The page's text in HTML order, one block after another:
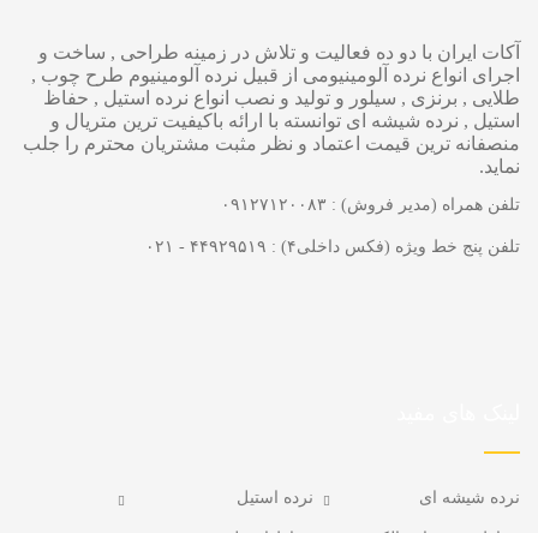
آکات ایران با دو ده فعالیت و تلاش در زمینه طراحی , ساخت و
اجرای انواع نرده آلومینیومی از قبیل نرده آلومینیوم طرح چوب ,
طلایی , برنزی , سیلور و تولید و نصب انواع نرده استیل , حفاظ
استیل , نرده شیشه ای توانسته با ارائه باکیفیت ترین متریال و
منصفانه ترین قیمت اعتماد و نظر مثبت مشتریان محترم را جلب
نماید.
تلفن همراه (مدیر فروش) : ۰۹۱۲۷۱۲۰۰۸۳
تلفن پنج خط ویژه (فکس داخلی۴) : ۴۴۹۲۹۵۱۹ - ۰۲۱
نرده استیل نرده شیشه ای